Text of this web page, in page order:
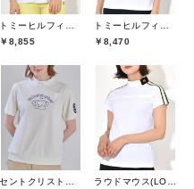
￥8,855
￥8,470